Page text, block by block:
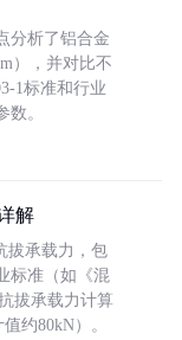
分析了铝合金
），并对比不
1标准和行业
。
解
拔承载力，包
标准（如《混
拔承载力计算
约80kN）。